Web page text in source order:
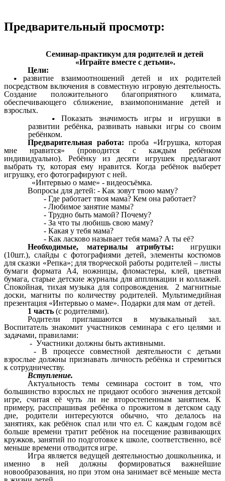
Предварительный просмотр:
Семинар-практикум для родителей и детей
«Играйте вместе с детьми».
Цели:
развитие взаимоотношений детей и их родителей
посредством включения в совместную игровую деятельность.
Создание положительного благоприятного климата,
обеспечивающего сближение, взаимопонимание детей и
взрослых.
Показать значимость игры и игрушки в
развитии ребёнка, развивать навыки игры со своим
ребёнком.
Предварительная работа: проба «Игрушка, которая
мне нравится» (проводится с каждым ребёнком
индивидуально). Ребёнку из десяти игрушек предлагают
выбрать ту, которая ему нравится. Когда ребёнок выберет
игрушку, его фотографируют с ней.
«Интервью о маме» - видеосъёмка.
Вопросы для детей: - Как зовут твою маму?
- Где работает твоя мама? Кем она работает?
- Любимое занятие мамы?
- Трудно быть мамой? Почему?
- За что ты любишь свою маму?
- Какая у тебя мама?
- Как ласково называет тебя мама? А ты её?
Необходимые, материалы атрибуты: игрушки
(10шт.), слайды с фотографиями детей, элементы костюмов
для сказки «Репка»; для творческой работы родителей – листы
бумаги формата А4, ножницы, фломастеры, клей, цветная
бумага, старые детские журналы для аппликации и коллажей.
Спокойная, тихая музыка для сопровождения. 2 магнитные
доски, магниты по количеству родителей. Мультимедийная
презентация «Интервью о маме». Подарки для мам от детей.
1 часть (с родителями).
Родители приглашаются в музыкальный зал.
Воспитатель знакомит участников семинара с его целями и
задачами, правилами:
- Участники должны быть активными.
- В процессе совместной деятельности с детьми
взрослые должны признавать личность ребёнка и стремиться
к сотрудничеству.
Вступление.
Актуальность темы семинара состоит в том, что
большинство взрослых не придают особого значения детской
игре, считая её чуть ли не второстепенным занятием. К
примеру, расспрашивая ребёнка о прожитом в детском саду
дне, родители интересуются обычно, что делалось на
занятиях, как ребёнок спал или что ел. С каждым годом всё
больше времени тратит ребёнок на посещение развивающих
кружков, занятий по подготовке к школе, соответственно, всё
меньше времени отводится игре.
Игра является ведущей деятельностью дошкольника, и
именно в ней должны формироваться важнейшие
новообразования, но при этом она занимает всё меньше места